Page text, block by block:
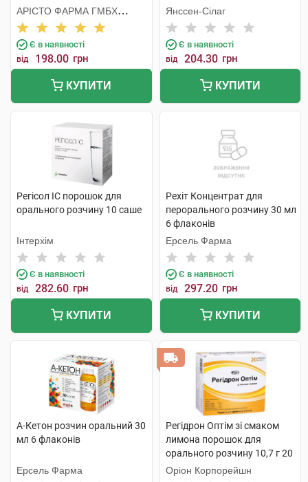
АРІСТО ФАРМА ГМБХ
НІМЕЧЧИНА
Є в наявності
від 198.00 грн
КУПИТИ
Янссен-Сілаг
Є в наявності
від 204.30 грн
КУПИТИ
Регісол ІС порошок для
орального розчину 10 саше
Інтерхім
Є в наявності
від 282.60 грн
КУПИТИ
Рехіт Концентрат для
перорального розчину 30 мл
6 флаконів
Ерсель Фарма
Є в наявності
від 297.20 грн
КУПИТИ
А-Кетон розчин оральний 30
мл 6 флаконів
Ерсель Фарма
Регідрон Оптім зі смаком
лимона порошок для
орального розчину 10,7 г 20
пакетиків
Оріон Корпорейшн